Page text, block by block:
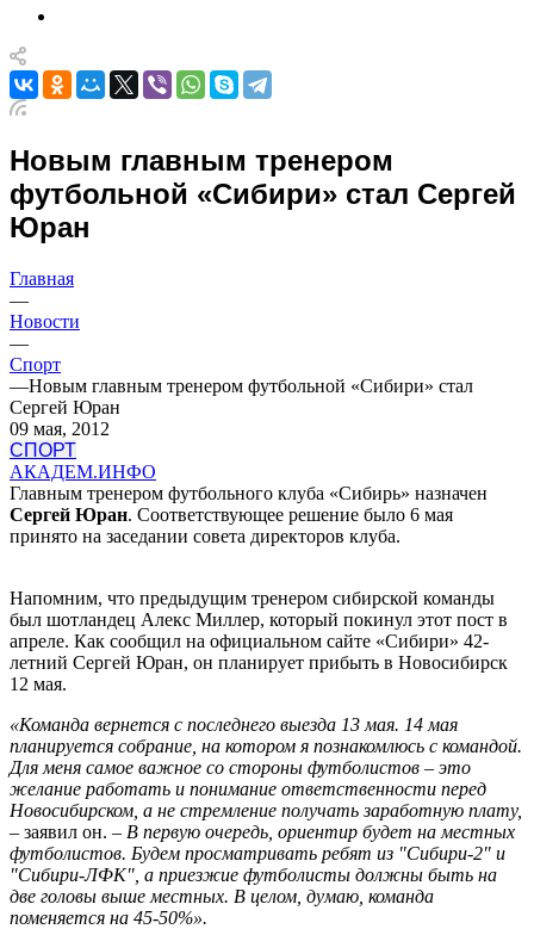
Новым главным тренером
футбольной «Сибири» стал Сергей
Юран
Главная
—
Новости
—
Спорт
—Новым главным тренером футбольной «Сибири» стал
Сергей Юран
09 мая, 2012
СПОРТ
АКАДЕМ.ИНФО
Главным тренером футбольного клуба «Сибирь» назначен
Сергей Юран. Соответствующее решение было 6 мая
принято на заседании совета директоров клуба.
Напомним, что предыдущим тренером сибирской команды
был шотландец Алекс Миллер, который покинул этот пост в
апреле. Как сообщил на официальном сайте «Сибири» 42-
летний Сергей Юран, он планирует прибыть в Новосибирск
12 мая.
«Команда вернется с последнего выезда 13 мая. 14 мая
планируется собрание, на котором я познакомлюсь с командой.
Для меня самое важное со стороны футболистов – это
желание работать и понимание ответственности перед
Новосибирском, а не стремление получать заработную плату,
– заявил он. – В первую очередь, ориентир будет на местных
футболистов. Будем просматривать ребят из "Сибири-2" и
"Сибири-ЛФК", а приезжие футболисты должны быть на
две головы выше местных. В целом, думаю, команда
поменяется на 45-50%».